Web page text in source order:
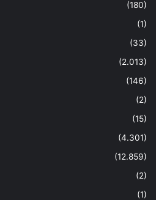
(180)
(1)
(33)
(2.013)
(146)
(2)
(15)
(4.301)
(12.859)
(2)
(1)